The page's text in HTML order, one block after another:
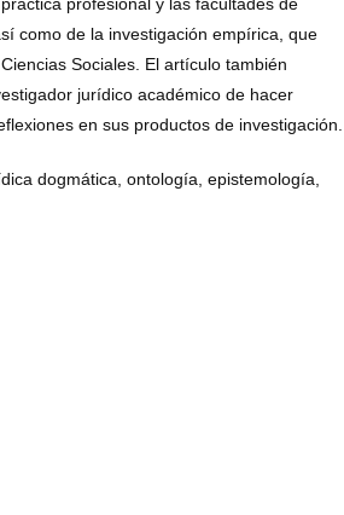
como de la investigación empírica, que
Sociales. El artículo también
jurídico académico de hacer
en sus productos de investigación.
dogmática, ontología, epistemología,